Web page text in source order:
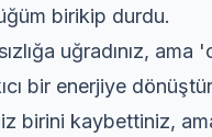
birikip durdu.
uğradınız,
bir enerjiye
birini kaybettiniz,